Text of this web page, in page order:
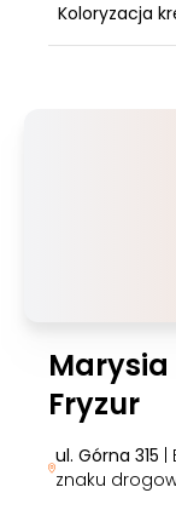
Koloryzacja
Fryzur
ul. Górna 315
znaku